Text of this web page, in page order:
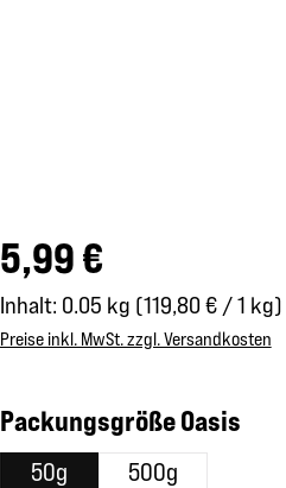
Regulärer Preis:
5,99 €
Inhalt: 0.05 kg (119,80 € / 1 kg)
Preise inkl. MwSt. zzgl. Versandkosten
Packungsgröße Oasis
50g 500g